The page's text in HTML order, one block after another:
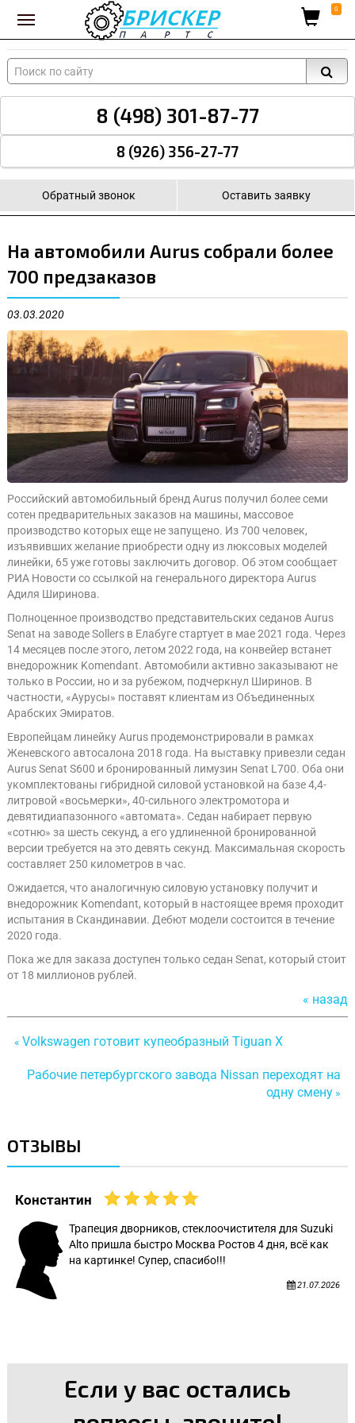
Вход для поставщиков 0
8 (498) 301-87-77
8 (926) 356-27-77
Обратный звонок Оставить заявку
На автомобили Aurus собрали более
700 предзаказов
03.03.2020
Российский автомобильный бренд Aurus получил более семи
сотен предварительных заказов на машины, массовое
производство которых еще не запущено. Из 700 человек,
изъявивших желание приобрести одну из люксовых моделей
линейки, 65 уже готовы заключить договор. Об этом сообщает
РИА Новости со ссылкой на генерального директора Aurus
Адиля Ширинова.
Полноценное производство представительских седанов Aurus
Senat на заводе Sollers в Елабуге стартует в мае 2021 года. Через
14 месяцев после этого, летом 2022 года, на конвейер встанет
внедорожник Komendant. Автомобили активно заказывают не
только в России, но и за рубежом, подчеркнул Ширинов. В
частности, «Аурусы» поставят клиентам из Объединенных
Арабских Эмиратов.
Европейцам линейку Aurus продемонстрировали в рамках
Женевского автосалона 2018 года. На выставку привезли седан
Aurus Senat S600 и бронированный лимузин Senat L700. Оба они
укомплектованы гибридной силовой установкой на базе 4,4-
литровой «восьмерки», 40-сильного электромотора и
девятидиапазонного «автомата». Седан набирает первую
«сотню» за шесть секунд, а его удлиненной бронированной
версии требуется на это девять секунд. Максимальная скорость
составляет 250 километров в час.
Ожидается, что аналогичную силовую установку получит и
внедорожник Komendant, который в настоящее время проходит
испытания в Скандинавии. Дебют модели состоится в течение
2020 года.
Пока же для заказа доступен только седан Senat, который стоит
от 18 миллионов рублей.
« назад
« Volkswagen готовит купеобразный Tiguan X
Рабочие петербургского завода Nissan переходят на
одну смену »
ОТЗЫВЫ
Константин
Трапеция дворников, стеклоочистителя для Suzuki
Alto пришла быстро Москва Ростов 4 дня, всё как
на картинке! Супер, спасибо!!!
21.07.2026
Если у вас остались